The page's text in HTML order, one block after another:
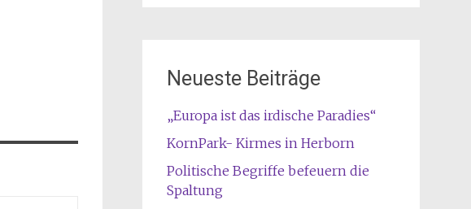
Neueste Beiträge
„Europa ist das irdische Paradies“
KornPark- Kirmes in Herborn
Politische Begriffe befeuern die
Spaltung